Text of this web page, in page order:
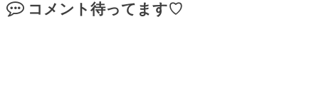
コメント待ってます♡